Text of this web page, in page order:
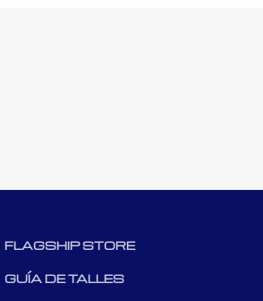
FLAGSHIP STORE
GUÍA DE TALLES